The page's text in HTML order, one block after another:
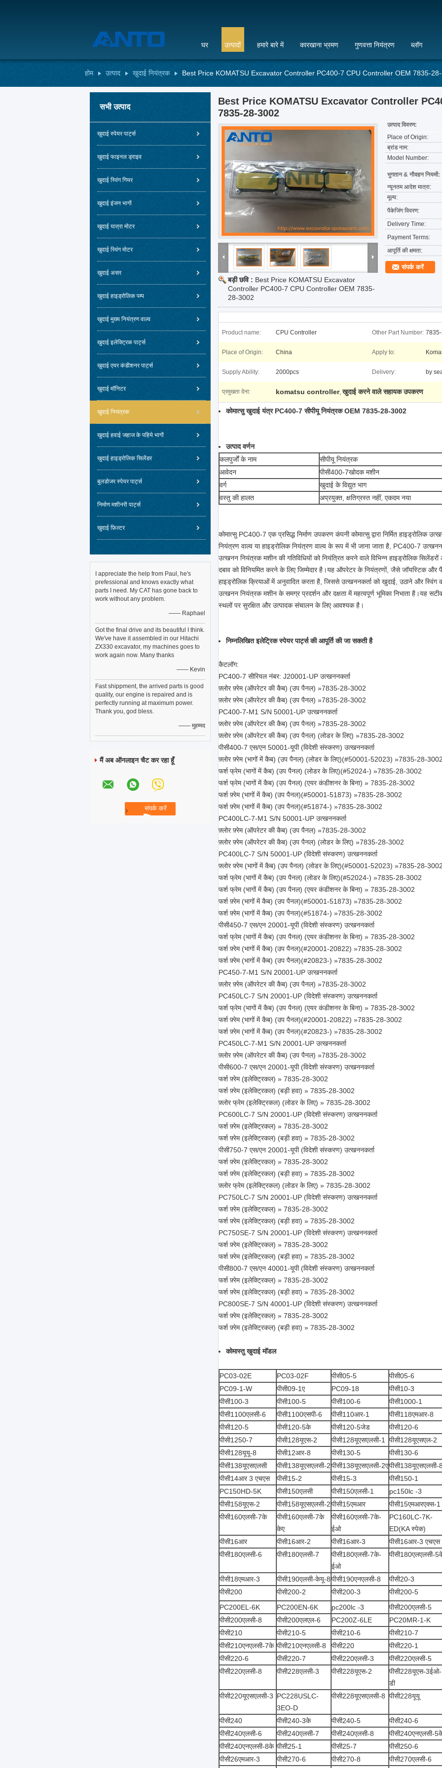
घर उत्पादों हमारे बारे में कारखाना भ्रमण गुणवत्ता नियंत्रण ब्लॉग
होम उत्पाद खुदाई नियंत्रक Best Price KOMATSU Excavator Controller PC400-7 CPU Controller OEM 7835-
सभी उत्पाद
खुदाई स्पेयर पार्ट्स
खुदाई फाइनल ड्राइव
खुदाई स्विंग गियर
खुदाई इंजन भागों
खुदाई यात्रा मोटर
खुदाई स्विंग मोटर
खुदाई असर
खुदाई हाइड्रोलिक पम्प
खुदाई मुख्य नियंत्रण वाल्व
खुदाई इलेक्ट्रिक पार्ट्स
खुदाई एयर कंडीशनर पार्ट्स
खुदाई मॉनिटर
खुदाई नियंत्रक
खुदाई हवाई जहाज के पहिये भागों
खुदाई हाइड्रोलिक सिलेंडर
बुलडोजर स्पेयर पार्ट्स
निर्माण मशीनरी पार्ट्स
खुदाई फ़िल्टर
I appreciate the help from Paul, he's
prefessional and knows exactly what
parts I need. My CAT has gone back to
work without any problem.
—— Raphael
Got the final drive and its beautiful I think.
We've have it assembled in our Hitachi
ZX330 excavator, my machines goes to
work again now. Many thanks
—— Kevin
Fast shippment, the arrived parts is good
quality, our engine is repaired and is
perfectly running at maximum power.
Thank you, god bless.
—— मुहम्मद
मैं अब ऑनलाइन चैट कर रहा हूँ
Best Price KOMATSU Excavator Controller
7835-28-3002
बड़ी छवि : Best Price KOMATSU Excavator
Controller PC400-7 CPU Controller OEM 7835-
28-3002
उत्पाद विवरण:
Place of Origin:
ब्रांड नाम:
Model Number:
भुगतान & नौवहन नियमों:
न्यूनतम आदेश मात्रा:
मूल्य:
पैकेजिंग विवरण:
Delivery Time:
Payment Terms:
आपूर्ति की क्षमता:
संपर्क करें
Product name: CPU Controller Other Part Number:
Place of Origin: China Apply to:
Supply Ability: 2000pcs Delivery: by
प्रमुखता देना: komatsu controller,खुदाई करने वाले सहायक उपकरण
कोमात्सु खुदाई यंत्र PC400-7 सीपीयू नियंत्रक OEM 7835-28-3002
उत्पाद वर्णन
कलपुर्जों के नाम
सीपीयू नियंत्रक
आवेदन
पीसी400-7खोदक मशीन
वर्ग
खुदाई के विद्युत भाग
वस्तु की हालत
अप्रयुक्त, क्षतिग्रस्त नहीं, एकदम नया
कोमात्सु PC400-7 एक प्रसिद्ध निर्माण उपकरण कंपनी कोमात्सु द्वारा निर्मित
नियंत्रण वाल्व या हाइड्रोलिक नियंत्रण वाल्व के रूप में भी जाना जाता है, PC400-7
उत्खनन नियंत्रक मशीन की गतिविधियों को नियंत्रित करने वाले विभिन्न हाइड्रोलिक
दबाव को विनियमित करने के लिए जिम्मेदार है।यह ऑपरेटर के नियंत्रणों, जैसे जॉयस्टिक और
हाइड्रोलिक क्रियाओं में अनुवादित करता है, जिससे उत्खननकर्ता को खुदाई, उठाने और
उत्खनन नियंत्रक मशीन के समग्र प्रदर्शन और दक्षता में महत्वपूर्ण भूमिका निभाता है।यह
स्थलों पर सुरक्षित और उत्पादक संचालन के लिए आवश्यक है।
निम्नलिखित इलेट्रिक स्पेयर पार्ट्स की आपूर्ति की जा सकती है
कैटलॉग:
PC400-7 सीरियल नंबर: J20001-UP उत्खननकर्ता
फ़्लोर फ़्रेम (ऑपरेटर की कैब) (उप पैनल) »7835-28-3002
फ़्लोर फ़्रेम (ऑपरेटर की कैब) (उप पैनल) »7835-28-3002
PC400-7-M1 S/N 50001-UP उत्खननकर्ता
फ़्लोर फ़्रेम (ऑपरेटर की कैब) (उप पैनल) »7835-28-3002
फ़्लोर फ़्रेम (ऑपरेटर की कैब) (उप पैनल) (लोडर के लिए) »7835-28-3002
पीसी400-7 एस/एन 50001-यूपी (विदेशी संस्करण) उत्खननकर्ता
फ़्लोर फ़्रेम (भागों में कैब) (उप पैनल) (लोडर के लिए)(#50001-52023) »7835-28-
फर्श फ्रेम (भागों में कैब) (उप पैनल) (लोडर के लिए)(#52024-) »7835-28-3002
फर्श फ्रेम (भागों में कैब) (उप पैनल) (एयर कंडीशनर के बिना) » 7835-28-3002
फर्श फ़्रेम (भागों में कैब) (उप पैनल)(#50001-51873) »7835-28-3002
फर्श फ़्रेम (भागों में कैब) (उप पैनल)(#51874-) »7835-28-3002
PC400LC-7-M1 S/N 50001-UP उत्खननकर्ता
फ़्लोर फ़्रेम (ऑपरेटर की कैब) (उप पैनल) »7835-28-3002
फ़्लोर फ़्रेम (ऑपरेटर की कैब) (उप पैनल) (लोडर के लिए) »7835-28-3002
PC400LC-7 S/N 50001-UP (विदेशी संस्करण) उत्खननकर्ता
फ़्लोर फ़्रेम (भागों में कैब) (उप पैनल) (लोडर के लिए)(#50001-52023) »7835-28-
फर्श फ्रेम (भागों में कैब) (उप पैनल) (लोडर के लिए)(#52024-) »7835-28-3002
फर्श फ्रेम (भागों में कैब) (उप पैनल) (एयर कंडीशनर के बिना) » 7835-28-3002
फर्श फ़्रेम (भागों में कैब) (उप पैनल)(#50001-51873) »7835-28-3002
फर्श फ़्रेम (भागों में कैब) (उप पैनल)(#51874-) »7835-28-3002
पीसी450-7 एस/एन 20001-यूपी (विदेशी संस्करण) उत्खननकर्ता
फर्श फ्रेम (भागों में कैब) (उप पैनल) (एयर कंडीशनर के बिना) » 7835-28-3002
फर्श फ़्रेम (भागों में कैब) (उप पैनल)(#20001-20822) »7835-28-3002
फर्श फ़्रेम (भागों में कैब) (उप पैनल)(#20823-) »7835-28-3002
PC450-7-M1 S/N 20001-UP उत्खननकर्ता
फ़्लोर फ़्रेम (ऑपरेटर की कैब) (उप पैनल) »7835-28-3002
PC450LC-7 S/N 20001-UP (विदेशी संस्करण) उत्खननकर्ता
फर्श फ्रेम (भागों में कैब) (उप पैनल) (एयर कंडीशनर के बिना) » 7835-28-3002
फर्श फ़्रेम (भागों में कैब) (उप पैनल)(#20001-20822) »7835-28-3002
फर्श फ़्रेम (भागों में कैब) (उप पैनल)(#20823-) »7835-28-3002
PC450LC-7-M1 S/N 20001-UP उत्खननकर्ता
फ़्लोर फ़्रेम (ऑपरेटर की कैब) (उप पैनल) »7835-28-3002
पीसी600-7 एस/एन 20001-यूपी (विदेशी संस्करण) उत्खननकर्ता
फर्श फ़्रेम (इलेक्ट्रिकल) » 7835-28-3002
फर्श फ़्रेम (इलेक्ट्रिकल) (बड़ी हवा) » 7835-28-3002
फ़्लोर फ्रेम (इलेक्ट्रिकल) (लोडर के लिए) » 7835-28-3002
PC600LC-7 S/N 20001-UP (विदेशी संस्करण) उत्खननकर्ता
फर्श फ़्रेम (इलेक्ट्रिकल) » 7835-28-3002
फर्श फ़्रेम (इलेक्ट्रिकल) (बड़ी हवा) » 7835-28-3002
पीसी750-7 एस/एन 20001-यूपी (विदेशी संस्करण) उत्खननकर्ता
फर्श फ़्रेम (इलेक्ट्रिकल) » 7835-28-3002
फर्श फ़्रेम (इलेक्ट्रिकल) (बड़ी हवा) » 7835-28-3002
फ़्लोर फ्रेम (इलेक्ट्रिकल) (लोडर के लिए) » 7835-28-3002
PC750LC-7 S/N 20001-UP (विदेशी संस्करण) उत्खननकर्ता
फर्श फ़्रेम (इलेक्ट्रिकल) » 7835-28-3002
फर्श फ़्रेम (इलेक्ट्रिकल) (बड़ी हवा) » 7835-28-3002
PC750SE-7 S/N 20001-UP (विदेशी संस्करण) उत्खननकर्ता
फर्श फ़्रेम (इलेक्ट्रिकल) » 7835-28-3002
फर्श फ़्रेम (इलेक्ट्रिकल) (बड़ी हवा) » 7835-28-3002
पीसी800-7 एस/एन 40001-यूपी (विदेशी संस्करण) उत्खननकर्ता
फर्श फ़्रेम (इलेक्ट्रिकल) » 7835-28-3002
फर्श फ़्रेम (इलेक्ट्रिकल) (बड़ी हवा) » 7835-28-3002
PC800SE-7 S/N 40001-UP (विदेशी संस्करण) उत्खननकर्ता
फर्श फ़्रेम (इलेक्ट्रिकल) » 7835-28-3002
फर्श फ़्रेम (इलेक्ट्रिकल) (बड़ी हवा) » 7835-28-3002
कोमास्तु खुदाई मॉडल
PC03-02E PC03-02F पीसी05-5
पीसी05-6
PC09-1-W
पीसी09-1ए PC09-18
पीसी10-3
पीसी100-3
पीसी100-5 पीसी100-6
पीसी1000-1
पीसी1100एलसी-6
पीसी1100एसपी-6 पीसी110आर-1
पीसी118एमआर-8
पीसी120-5
पीसी120-5के पीसी120-5जेड
पीसी120-6
पीसी1250-7
पीसी128यूएस-2 पीसी128यूएसएलसी-1
पीसी128यूएसएल-2
पीसी128यूयू-8
पीसी12आर-8 पीसी130-5
पीसी130-6
पीसी138यूएसएलसी
पीसी138यूएसएलसी-2पीसी138यूएसएलसी-2एपीसी138यूएसएलसी-
पीसी14आर 3 एचएस
पीसी15-2 पीसी15-3
पीसी150-1
PC150HD-5K
पीसी150एलसी पीसी150एलसी-1
pc150lc -3
पीसी158यूएस-2
पीसी158यूएसएलसी-2पीसी15एमआर
पीसी15एमआरएक्स-1
पीसी160एलसी-7के
पीसी160एलसी-7के
केए
पीसी160एलसी-7के-
ईओ
PC160LC-7K-
ED(KA स्पेक)
पीसी16आर
पीसी16आर-2 पीसी16आर-3
पीसी16आर-3 एचएस
पीसी180एलसी-6
पीसी180एलसी-7
पीसी180एलसी-7के-
ईओ
पीसी180एलएलसी-
पीसी18एमआर-3 पीसी190एलसी-केयू-8पीसी190एनएलसी-8
पीसी20-3
पीसी200
पीसी200-2 पीसी200-3
पीसी200-5
PC200EL-6K
PC200EN-6K pc200lc -3
पीसी200एलसी-5
पीसी200एलसी-8
पीसी200एलएल-6 PC200Z-6LE
PC20MR-1-K
पीसी210
पीसी210-5 पीसी210-6
पीसी210-7
पीसी210एनएलसी-7के पीसी210एनएलसी-8 पीसी220
पीसी220-1
पीसी220-6
पीसी220-7 पीसी220एलसी-3
पीसी220एलसी-5
पीसी220एलसी-8
पीसी228एलसी-3 पीसी228यूएस-2
पीसी228यूएस-3ईओ-
डी
पीसी220यूएसएलसी-3 PC228USLC-
3EO-D
पीसी228यूएसएलसी-8 पीसी228यूयू
पीसी240 पीसी240-3के पीसी240-5
पीसी240-6
पीसी240एलसी-6
पीसी240एलसी-7 पीसी240एलसी-8
पीसी240एनएलसी-
पीसी240एनएलसी-8के पीसी25-1 पीसी25-7
पीसी250-6
पीसी26एमआर-3
पीसी270-6 पीसी270-8 पीसी270एलसी-6